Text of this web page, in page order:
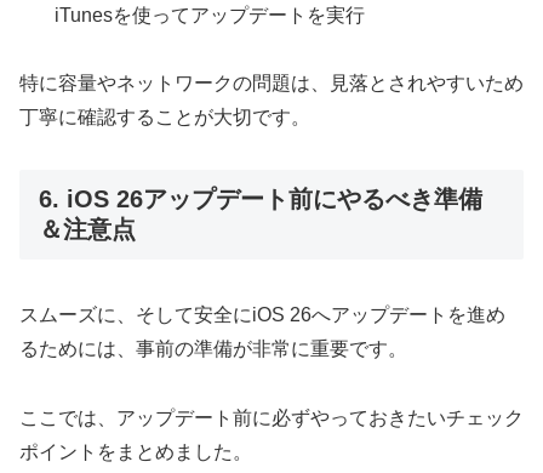
iTunesを使ってアップデートを実行
特に容量やネットワークの問題は、見落とされやすいため
丁寧に確認することが大切です。
6. iOS 26アップデート前にやるべき準備
＆注意点
スムーズに、そして安全にiOS 26へアップデートを進め
るためには、事前の準備が非常に重要です。
ここでは、アップデート前に必ずやっておきたいチェック
ポイントをまとめました。